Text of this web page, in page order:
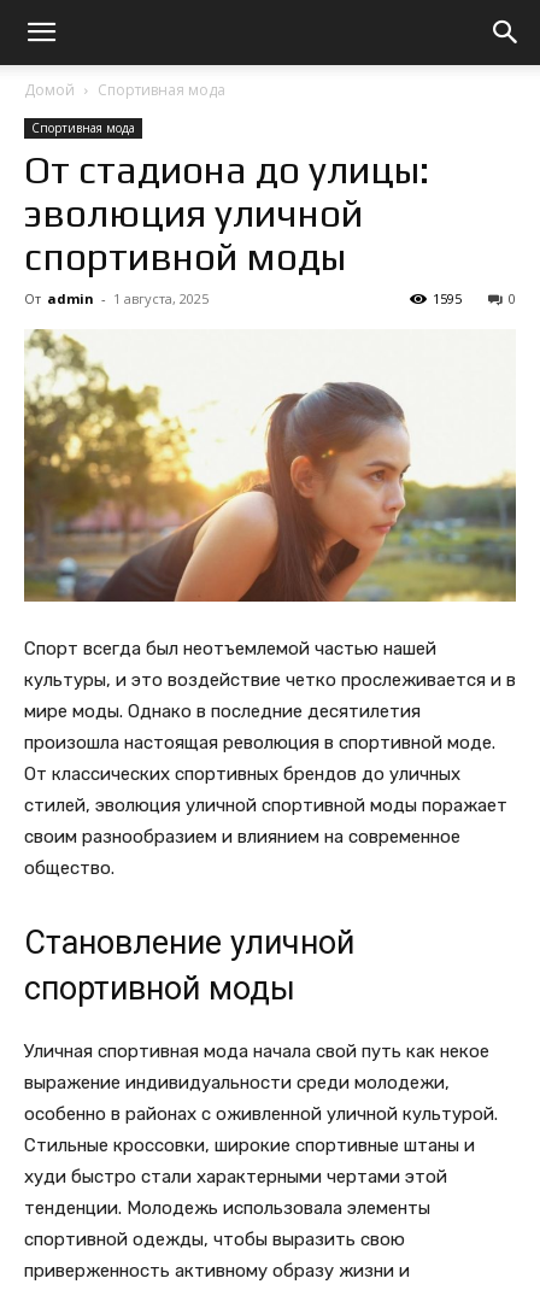
Домой Спортивная мода
Спортивная мода
От стадиона до улицы:
эволюция уличной
спортивной моды
От admin - 1 августа, 2025 0
1595
Спорт всегда был неотъемлемой частью нашей
культуры, и это воздействие четко прослеживается и в
мире моды. Однако в последние десятилетия
произошла настоящая революция в спортивной моде.
От классических спортивных брендов до уличных
стилей, эволюция уличной спортивной моды поражает
своим разнообразием и влиянием на современное
общество.
Становление уличной
спортивной моды
Уличная спортивная мода начала свой путь как некое
выражение индивидуальности среди молодежи,
особенно в районах с оживленной уличной культурой.
Стильные кроссовки, широкие спортивные штаны и
худи быстро стали характерными чертами этой
тенденции. Молодежь использовала элементы
спортивной одежды, чтобы выразить свою
приверженность активному образу жизни и